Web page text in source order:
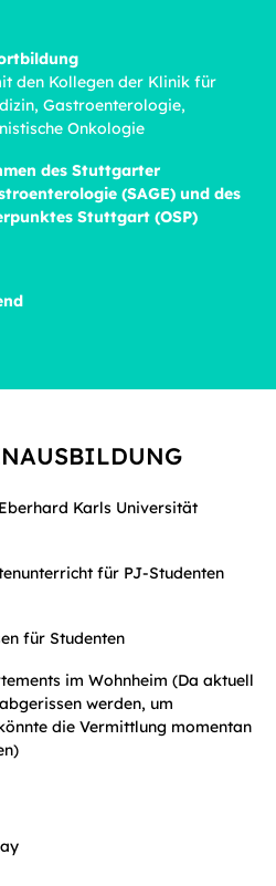
den Kollegen der Klinik für
Gastroenterologie,
Onkologie
des Stuttgarter
(SAGE) und des
Stuttgart (OSP)
Karls Universität
für PJ-Studenten
für Studenten
im Wohnheim (Da aktuell
werden, um
die Vermittlung momentan